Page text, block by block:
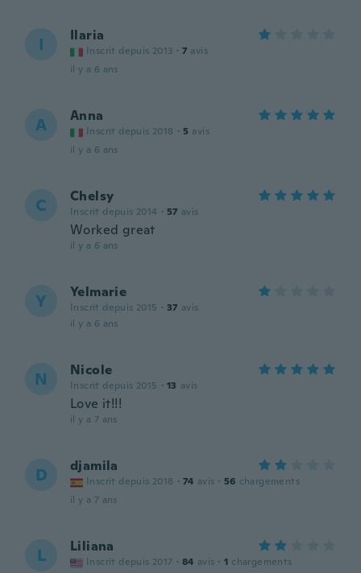
I Ilaria
Inscrit depuis 2013 · 7 avis
il y a 6 ans
A Anna
Inscrit depuis 2018 · 5 avis
il y a 6 ans
C Chelsy
Inscrit depuis 2014 · 57 avis
Worked great
il y a 6 ans
Y Yelmarie
Inscrit depuis 2015 · 37 avis
il y a 6 ans
N Nicole
Inscrit depuis 2015 · 13 avis
Love it!!!
il y a 7 ans
D djamila
Inscrit depuis 2018 · 74 avis · 56 chargements
il y a 7 ans
L Liliana
Inscrit depuis 2017 · 84 avis · 1 chargements